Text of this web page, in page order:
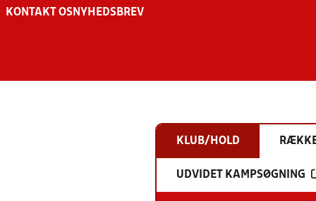
KONTAKT OS NYHEDSBREV
KLUB/HOLD
UDVIDET KAMPSØGNING